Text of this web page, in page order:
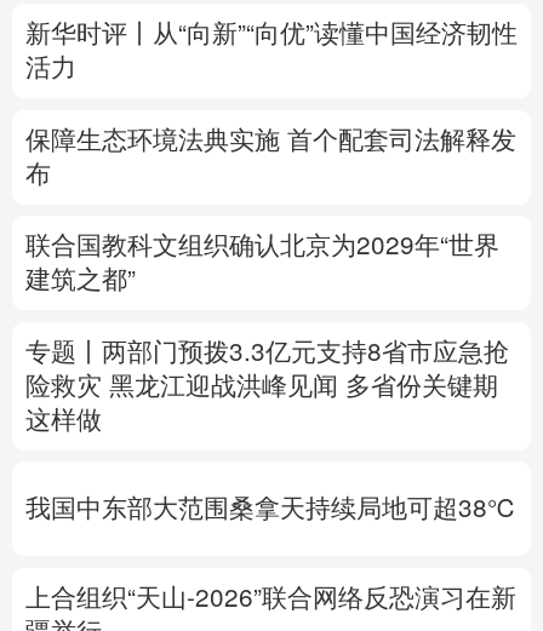
Deutsch
新华时评丨从“向新”“向优”读懂中国经济韧性
活力
保障生态环境法典实施 首个配套司法解释发
布
联合国教科文组织确认北京为2029年“世界
建筑之都”
专题丨 两部门预拨3.3亿元支持8省市应急抢
险救灾 黑龙江迎战洪峰见闻 多省份关键期
这样做
我国中东部大范围桑拿天持续局地可超38℃
上合组织“天山-2026”联合网络反恐演习在新